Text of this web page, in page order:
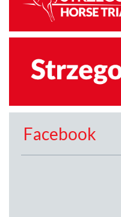
Facebook